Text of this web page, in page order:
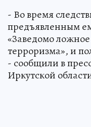
- Во время
предъявленным
«Заведомо
терроризма», и
- сообщили в
Иркутской